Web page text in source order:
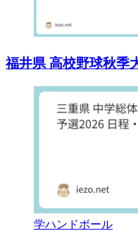
福井県 高校野球秋季
学ハンドボール